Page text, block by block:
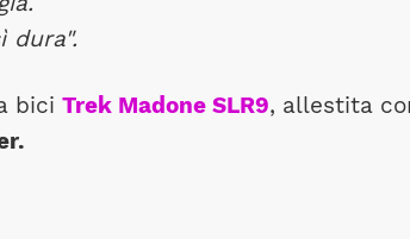
dura".
bici Trek Madone SLR9, allestita